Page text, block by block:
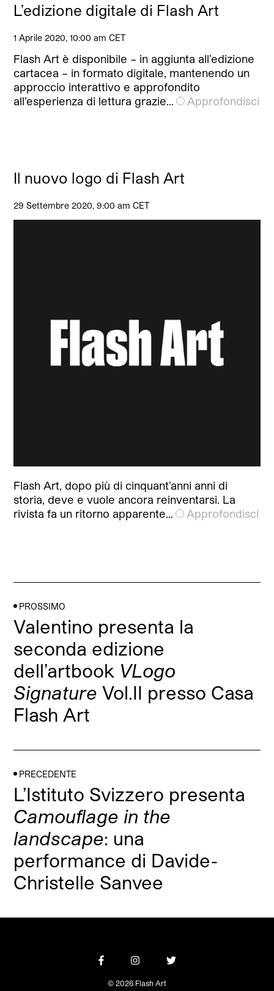
L’edizione digitale di Flash Art
1 Aprile 2020, 10:00 am CET
Flash Art è disponibile – in aggiunta all’edizione
cartacea – in formato digitale, mantenendo un
approccio interattivo e approfondito
all’esperienza di lettura grazie…
Approfondisci
Il nuovo logo di Flash Art
29 Settembre 2020, 9:00 am CET
Flash Art, dopo più di cinquant’anni anni di
storia, deve e vuole ancora reinventarsi. La
rivista fa un ritorno apparente…
Approfondisci
PROSSIMO
Valentino presenta la
seconda edizione
dell’artbook VLogo
Signature Vol.II presso Casa
Flash Art
PRECEDENTE
L’Istituto Svizzero presenta
Camouflage in the
landscape: una
performance di Davide-
Christelle Sanvee
© 2026 Flash Art